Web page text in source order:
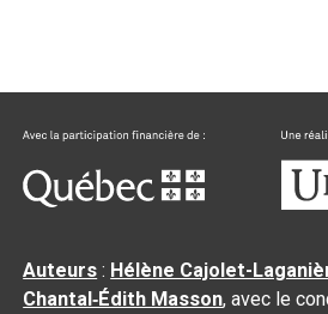
Auteurs : Hélène Cajolet-
Chantal‑Édith Masson, avec le